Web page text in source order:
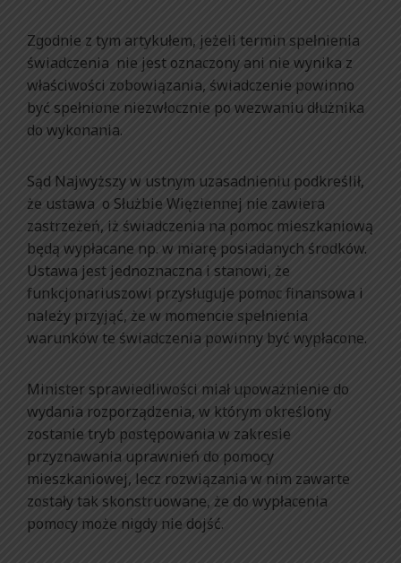
Zgodnie z tym artykułem, jeżeli termin spełnienia
świadczenia nie jest oznaczony ani nie wynika z
właściwości zobowiązania, świadczenie powinno
być spełnione niezwłocznie po wezwaniu dłużnika
do wykonania.
Sąd Najwyższy w ustnym uzasadnieniu podkreślił,
że ustawa o Służbie Więziennej nie zawiera
zastrzeżeń, iż świadczenia na pomoc mieszkaniową
będą wypłacane np. w miarę posiadanych środków.
Ustawa jest jednoznaczna i stanowi, że
funkcjonariuszowi przysługuje pomoc finansowa i
należy przyjąć, że w momencie spełnienia
warunków te świadczenia powinny być wypłacone.
Minister sprawiedliwości miał upoważnienie do
wydania rozporządzenia, w którym określony
zostanie tryb postępowania w zakresie
przyznawania uprawnień do pomocy
mieszkaniowej, lecz rozwiązania w nim zawarte
zostały tak skonstruowane, że do wypłacenia
pomocy może nigdy nie dojść.